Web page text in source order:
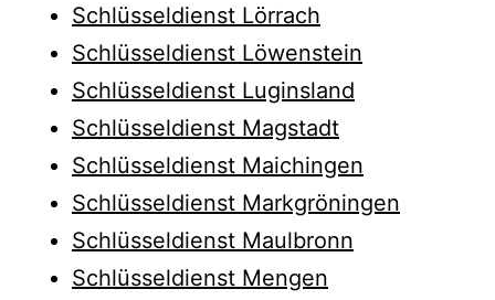
Schlüsseldienst Lörrach
Schlüsseldienst Löwenstein
Schlüsseldienst Luginsland
Schlüsseldienst Magstadt
Schlüsseldienst Maichingen
Schlüsseldienst Markgröningen
Schlüsseldienst Maulbronn
Schlüsseldienst Mengen